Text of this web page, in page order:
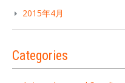
2015年4月
Categories